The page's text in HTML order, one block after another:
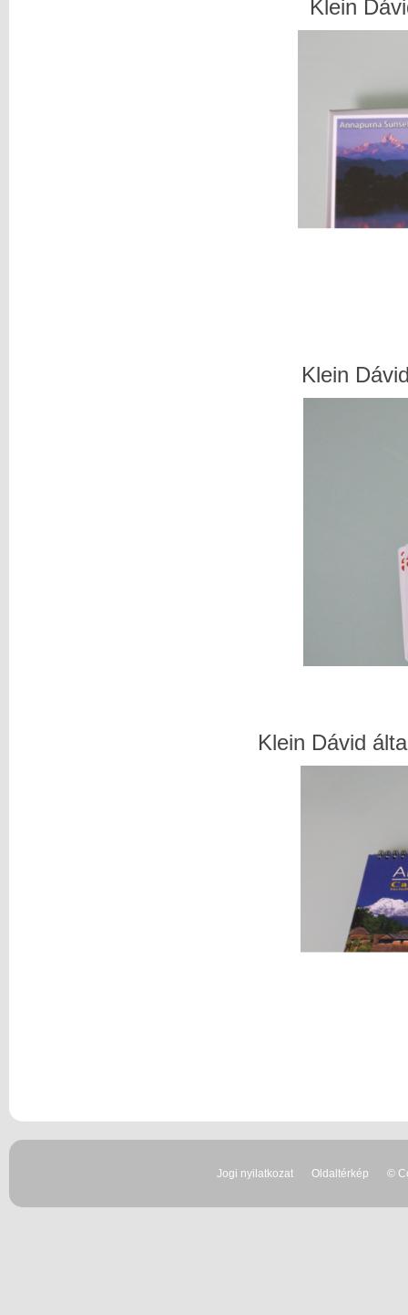
Klein
Klein
Klein Dávid
Jogi nyilatkozat Oldaltérkép ©